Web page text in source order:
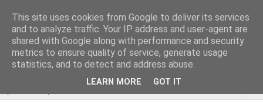
Webáruház Kulcsszó
optimalizálás
This site uses cookies from Google to deliver its services
and to analyze traffic. Your IP address and user-agent are
shared with Google along with performance and security
metrics to ensure quality of service, generate usage
statistics, and to detect and address abuse.
LEARN MORE GOT IT